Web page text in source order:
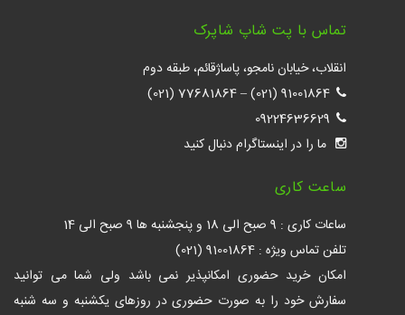
تماس با پت شاپ شاپرک
انقلاب، خیابان نامجو، پاساژقائم، طبقه دوم
91001864 (021)
–
77681864 (021)
09224636629
ما را در اینستاگرام دنبال کنید
ساعت کاری
ساعات کاری : 9 صبح الی 18 و پنجشنبه ها 9 صبح الی 14
تلفن تماس ویژه : 91001864 (021)
امکان خرید حضوری امکانپذیر نمی باشد ولی شما می توانید
سفارش خود را به صورت حضوری در روزهای یکشنبه و سه شنبه